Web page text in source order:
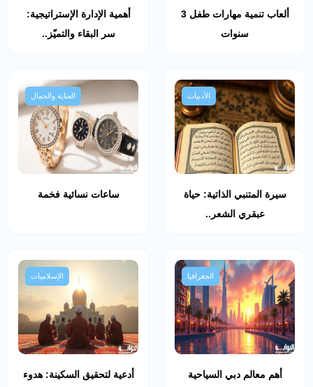
ألعاب تنمية مهارات طفل 3
سنوات
أهمية الإدارة الإستراتيجية:
سر البقاء والتميّز..
الأدبيات
سيرة المتنبي الذاتية: حياة
عبقري الشعر..
العناية والجمال
ساعات نسائية فخمة
الجغرافيا
أهم معالم دبي السياحية
الإسلاميات
أدعية لتحقيق السكينة: هدوء